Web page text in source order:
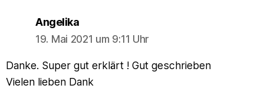
Angelikasays:
19. Mai 2021 um 9:11 Uhr
Danke. Super gut erklärt ! Gut geschrieben
Vielen lieben Dank